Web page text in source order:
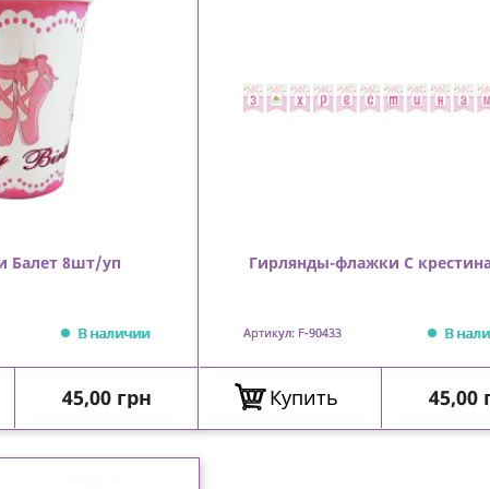
Балет 8шт/уп
В наличии
Цена
45,00 грн
Гирлянды-флажки С
Артикул: F-90433 В
Купить Цена
45,00